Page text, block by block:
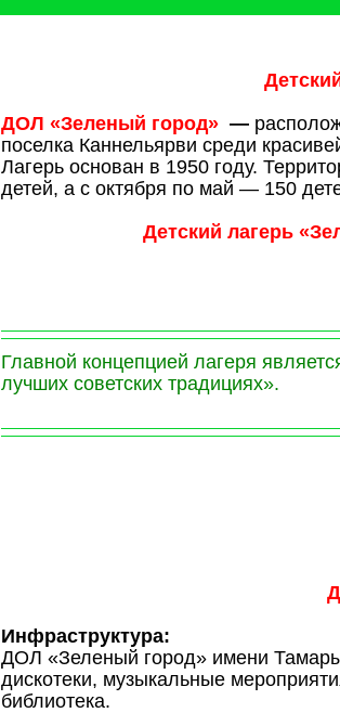
ДОЛ «Зеленый город» —
поселка Каннельярви среди
Лагерь основан в 1950 году.
детей, а с октября по май — 150
Детский лагерь
Главной концепцией лагеря
лучших советских традициях».
Инфраструктура:
ДОЛ «Зеленый город» имени Тамары
дискотеки, музыкальные
библиотека.